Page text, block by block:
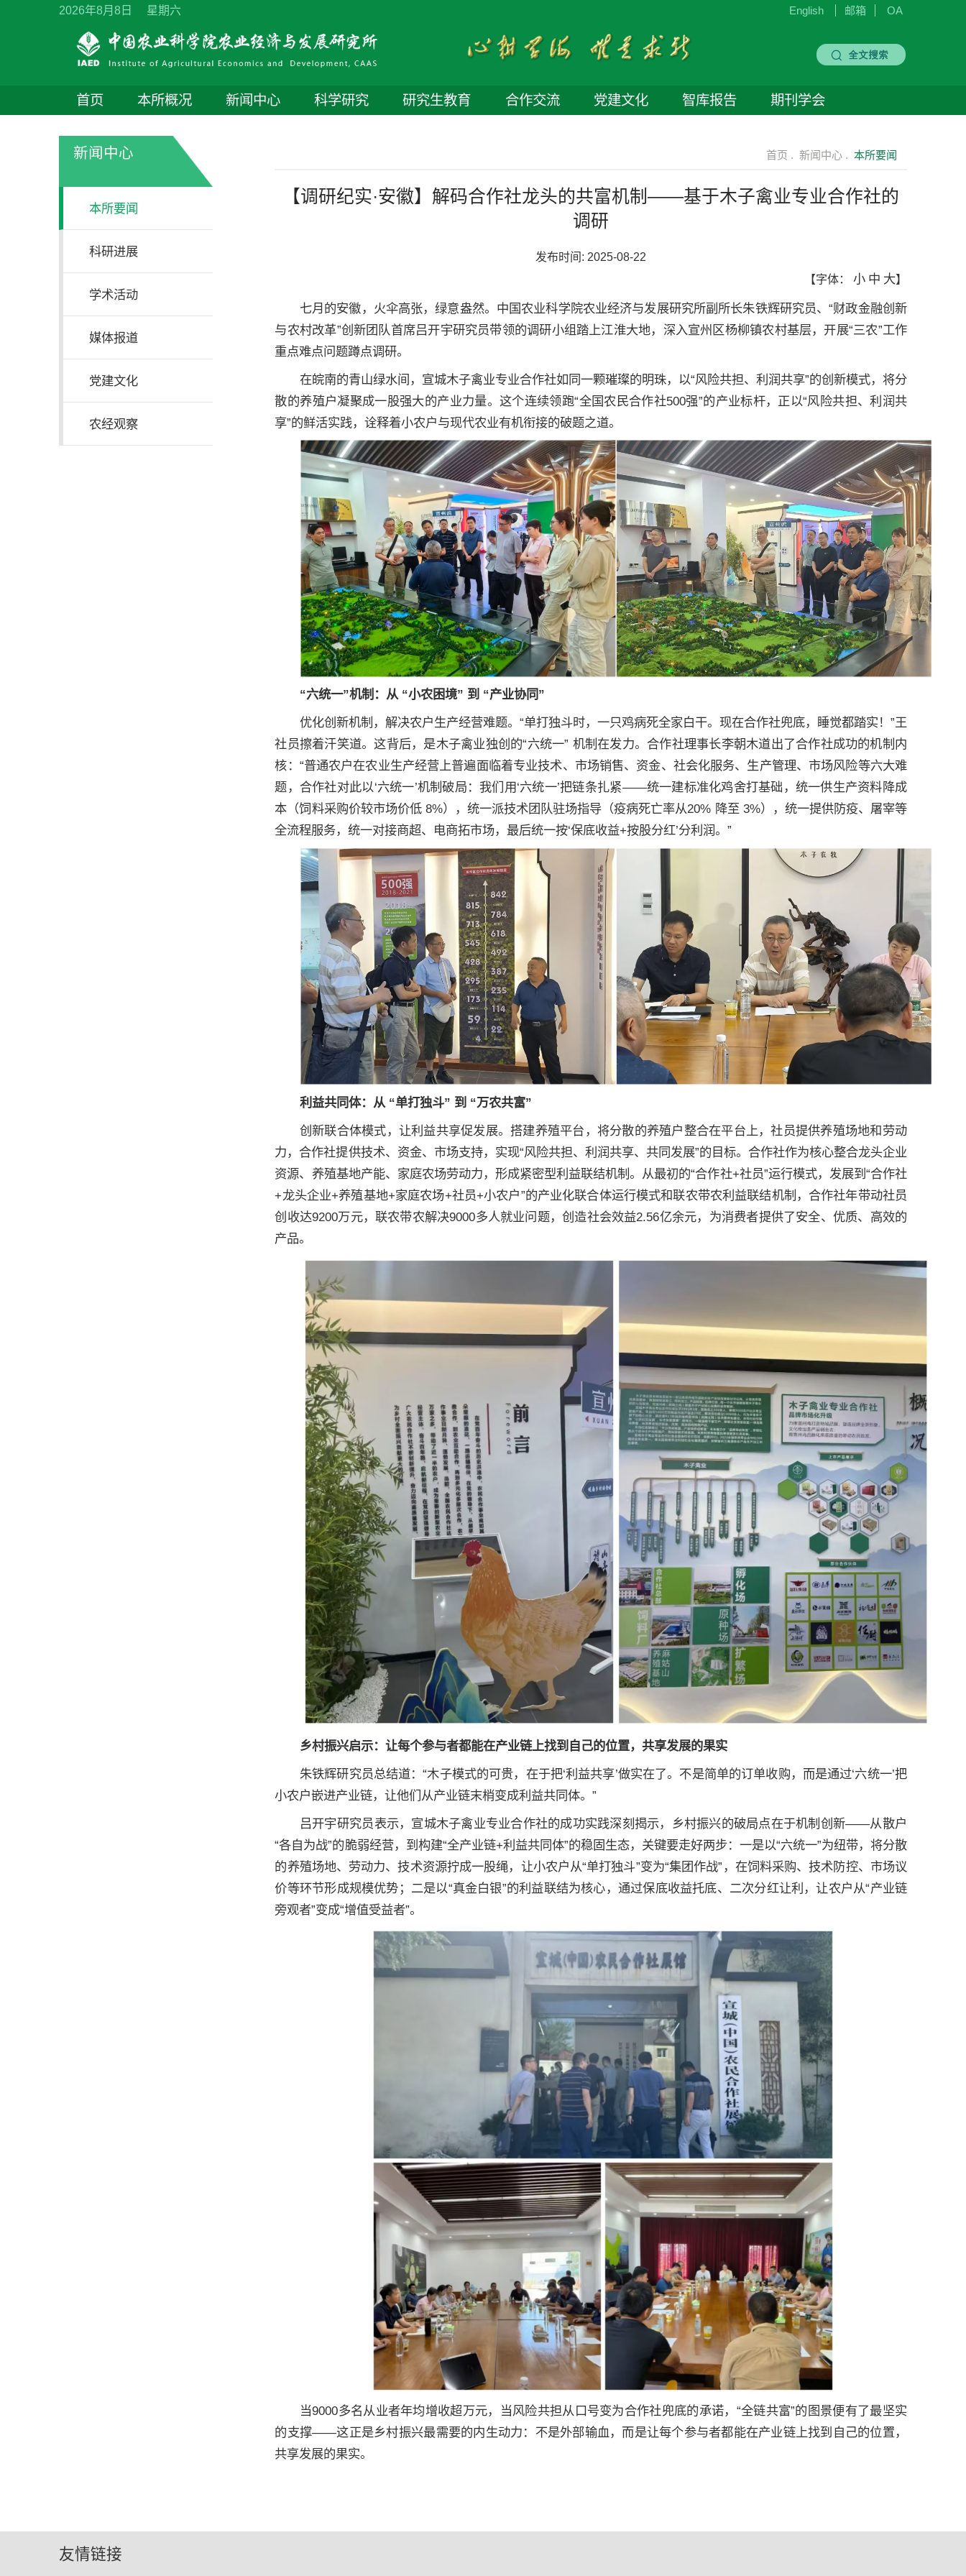
English 邮箱 OA
2026年8月8日 星期六
首页 本所概况 新闻中心 科学研究 研究生教育 合作交流 党建文化 智库报告 期刊学会
新闻中心
本所要闻
科研进展
学术活动
媒体报道
党建文化
农经观察
首页 . 新闻中心 . 本所要闻
【调研纪实·安徽】解码合作社龙头的共富机制——基于木子禽业专业合作社的
调研
发布时间: 2025-08-22
【字体： 小 中 大】
七月的安徽，火伞高张，绿意盎然。中国农业科学院农业经济与发展研究所副所长朱铁辉研究员、“财政金融创新
与农村改革”创新团队首席吕开宇研究员带领的调研小组踏上江淮大地，深入宣州区杨柳镇农村基层，开展“三农”工作
重点难点问题蹲点调研。
在皖南的青山绿水间，宣城木子禽业专业合作社如同一颗璀璨的明珠，以“风险共担、利润共享”的创新模式，将分
散的养殖户凝聚成一股强大的产业力量。这个连续领跑“全国农民合作社500强”的产业标杆，正以“风险共担、利润共
享”的鲜活实践，诠释着小农户与现代农业有机衔接的破题之道。
“六统一”机制：从 “小农困境” 到 “产业协同”
优化创新机制，解决农户生产经营难题。“单打独斗时，一只鸡病死全家白干。现在合作社兜底，睡觉都踏实！”王
社员擦着汗笑道。这背后，是木子禽业独创的“六统一” 机制在发力。合作社理事长李朝木道出了合作社成功的机制内
核：“普通农户在农业生产经营上普遍面临着专业技术、市场销售、资金、社会化服务、生产管理、市场风险等六大难
题，合作社对此以‘六统一’机制破局：我们用‘六统一’把链条扎紧——统一建标准化鸡舍打基础，统一供生产资料降成
本（饲料采购价较市场价低 8%），统一派技术团队驻场指导（疫病死亡率从20% 降至 3%），统一提供防疫、屠宰等
全流程服务，统一对接商超、电商拓市场，最后统一按‘保底收益+按股分红’分利润。”
利益共同体：从 “单打独斗” 到 “万农共富”
创新联合体模式，让利益共享促发展。搭建养殖平台，将分散的养殖户整合在平台上，社员提供养殖场地和劳动
力，合作社提供技术、资金、市场支持，实现“风险共担、利润共享、共同发展”的目标。合作社作为核心整合龙头企业
资源、养殖基地产能、家庭农场劳动力，形成紧密型利益联结机制。从最初的“合作社+社员”运行模式，发展到“合作社
+龙头企业+养殖基地+家庭农场+社员+小农户”的产业化联合体运行模式和联农带农利益联结机制，合作社年带动社员
创收达9200万元，联农带农解决9000多人就业问题，创造社会效益2.56亿余元，为消费者提供了安全、优质、高效的
产品。
乡村振兴启示：让每个参与者都能在产业链上找到自己的位置，共享发展的果实
朱铁辉研究员总结道：“木子模式的可贵，在于把‘利益共享’做实在了。不是简单的订单收购，而是通过‘六统一’把
小农户嵌进产业链，让他们从产业链末梢变成利益共同体。”
吕开宇研究员表示，宣城木子禽业专业合作社的成功实践深刻揭示，乡村振兴的破局点在于机制创新——从散户
“各自为战”的脆弱经营，到构建“全产业链+利益共同体”的稳固生态，关键要走好两步：一是以“六统一”为纽带，将分散
的养殖场地、劳动力、技术资源拧成一股绳，让小农户从“单打独斗”变为“集团作战”，在饲料采购、技术防控、市场议
价等环节形成规模优势；二是以“真金白银”的利益联结为核心，通过保底收益托底、二次分红让利，让农户从“产业链
旁观者”变成“增值受益者”。
当9000多名从业者年均增收超万元，当风险共担从口号变为合作社兜底的承诺，“全链共富”的图景便有了最坚实
的支撑——这正是乡村振兴最需要的内生动力：不是外部输血，而是让每个参与者都能在产业链上找到自己的位置，
共享发展的果实。
友情链接